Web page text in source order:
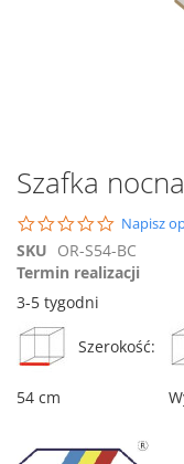
Przejdź
na
początek
galerii
Szafka
0.0
star
rating
Napisz
SKU OR-S54-BC
Termin realizacji
3-5 tygodni
Szerokość:
54 cm